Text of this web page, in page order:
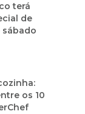
terá
de
sábado
os 10